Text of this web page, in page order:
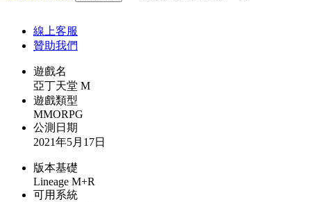
線上客服
贊助我們
遊戲名
亞丁天堂 M
遊戲類型
MMORPG
公測日期
2021年5月17日
版本基礎
Lineage M+R
可用系統